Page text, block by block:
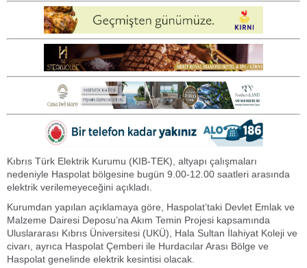
Kıbrıs Türk Elektrik Kurumu (KIB-TEK), altyapı çalışmaları
nedeniyle Haspolat bölgesine bugün 9.00-12.00 saatleri arasında
elektrik verilemeyeceğini açıkladı.
Kurumdan yapılan açıklamaya göre, Haspolat’taki Devlet Emlak ve
Malzeme Dairesi Deposu’na Akım Temin Projesi kapsamında
Uluslararası Kıbrıs Üniversitesi (UKÜ), Hala Sultan İlahiyat Koleji ve
civarı, ayrıca Haspolat Çemberi ile Hurdacılar Arası Bölge ve
Haspolat genelinde elektrik kesintisi olacak.